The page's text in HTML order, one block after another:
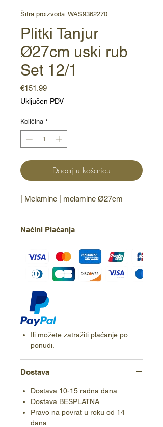
Šifra proizvoda: WAS9362270
Plitki Tanjur
Ø27cm uski rub
Set 12/1
€151.99Cijena
Uključen PDV
Količina *
Dodaj u košaricu
| Melamine | melamine Ø27cm
Načini Plaćanja
Ili možete zatražiti plaćanje po
ponudi.
Dostava
Dostava 10-15 radna dana
Dostava BESPLATNA.
Pravo na povrat u roku od 14
dana